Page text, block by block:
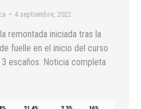
4 septiembre, 2022
remontada iniciada tras la
fuelle en el inicio del curso
escaños. Noticia completa